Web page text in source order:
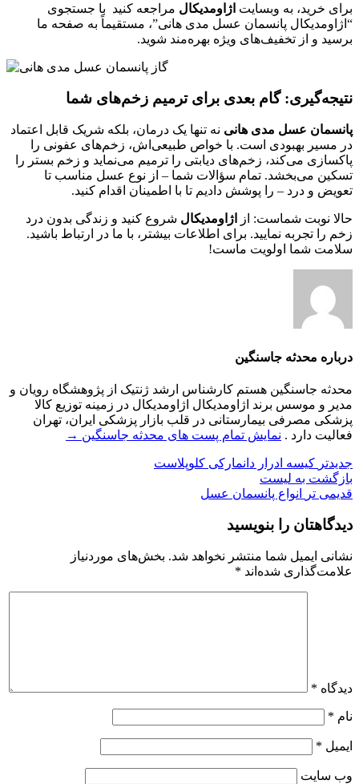
برای خرید، به وبسایت اژاومدیکال مراجعه کنید با جستجوی
“اژاومدیکال پانسمان عسل مدی هانی”، مستقیماً به صفحه ما
برسید و از تخفیف‌های ویژه بهره‌مند شوید.
نتیجه‌گیری: گام بعدی برای ترمیم زخم‌های شما
پانسمان عسل مدی هانی نه تنها یک درمان، بلکه شریک قابل اعتماد
در مسیر بهبودی است. با خواص طبیعی‌اش، زخم‌های عفونی را
پاکسازی می‌کند، زخم‌های دیابتی را ترمیم می‌نماید و زخم بستر را
تسکین می‌بخشد. تمام سؤالات شما – از نوع عسل مناسب تا
تعویض و درد – را پوشش دادیم تا با اطمینان اقدام کنید.
حالا نوبت شماست: از اژاومدیکال شروع کنید و زندگی بدون درد
زخم را تجربه نمایید. برای اطلاعات بیشتر، با ما در ارتباط باشید.
سلامت شما اولویت ماست!
درباره محدثه جاسنگین
محدثه جاسنگین هستم کارشناس ارشد ژنتیک از پژوهشگاه رویان و
مدیر و موسس برند اژاومدیکال اژاومدیکال در زمینه توزیع کالا
پزشکی مصرفی بیمارستانی در قلب بازار پزشکی ایران، تهران
فعالیت دارد . نمایش تمام پست های محدثه جاسنگین →
جدیدتر کیسه ادرار دانمارکی کلوپلاست
بازگشت به لیست
قدیمی تر
انواع پانسمان عسل
دیدگاهتان را بنویسید
نشانی ایمیل شما منتشر نخواهد شد. بخش‌های موردنیاز
علامت‌گذاری شده‌اند *
دیدگاه *
نام *
ایمیل *
وب‌ سایت